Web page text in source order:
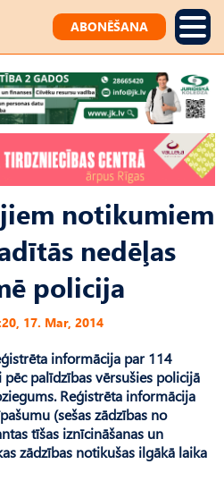
ABONĒŠANA
notikumiem
nedēļas
policija
17. Mar, 2014
informācija par 114
palīdzības vērsušies policijā
Reģistrēta informācija
(sešas zādzības no
tīšas iznīcināšanas un
zādzības notikušas ilgākā laika